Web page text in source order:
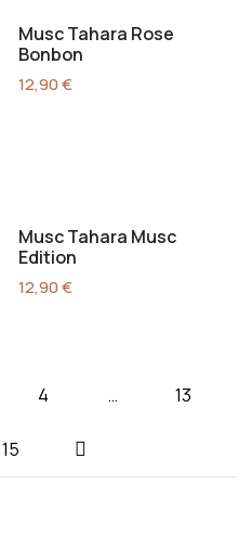
Musc Tahara Rose
Bonbon
12,90€
Musc Tahara Musc
Edition
12,90€
4 … 13
15